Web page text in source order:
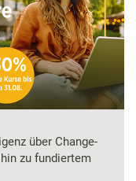
über Change-
zu fundiertem